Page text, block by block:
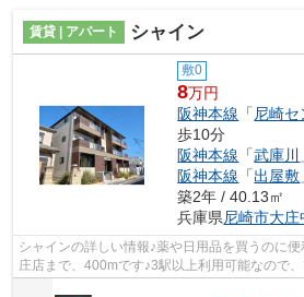
賃貸 | アパート シャイン
敷0
8万円
阪神本線 「 尼崎
歩10分
阪神本線 「武庫川
阪神本線 「出屋敷
築2年 / 40.13㎡
兵庫県尼崎市大庄
シャインの詳しい情報♪薬や日用品を買うのに
庄店まで、400mです♪3駅以上利用可能なので